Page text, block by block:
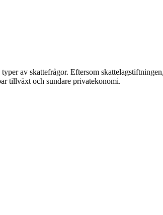
av skattefrågor. Eftersom
tillväxt och sundare privatekonomi.